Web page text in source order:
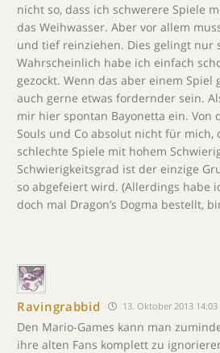
nicht so, dass ich schwerere Spiele
das Weihwasser. Aber vor allem
und tief reinziehen. Dies gelingt nur
Wahrscheinlich habe ich einfach
gezockt. Wenn das aber einem Spiel
auch gerne etwas fordernder sein.
mir hier spontan Bayonetta ein. Von
Souls und Co absolut nicht für mich,
schlechte Spiele mit hohem
Schwierigkeitsgrad ist der einzige
so abgefeiert wird. (Allerdings habe
doch mal Dragon’s Dogma bestellt,
Ravingrabbid 13. Oktober 2013 14:03
Den Mario-Games kann man
ihre alten Fans komplett zu